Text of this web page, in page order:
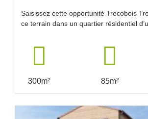
Saisissez cette opportunité Trecobois
ce terrain dans un quartier résidentiel
300m² 85m²